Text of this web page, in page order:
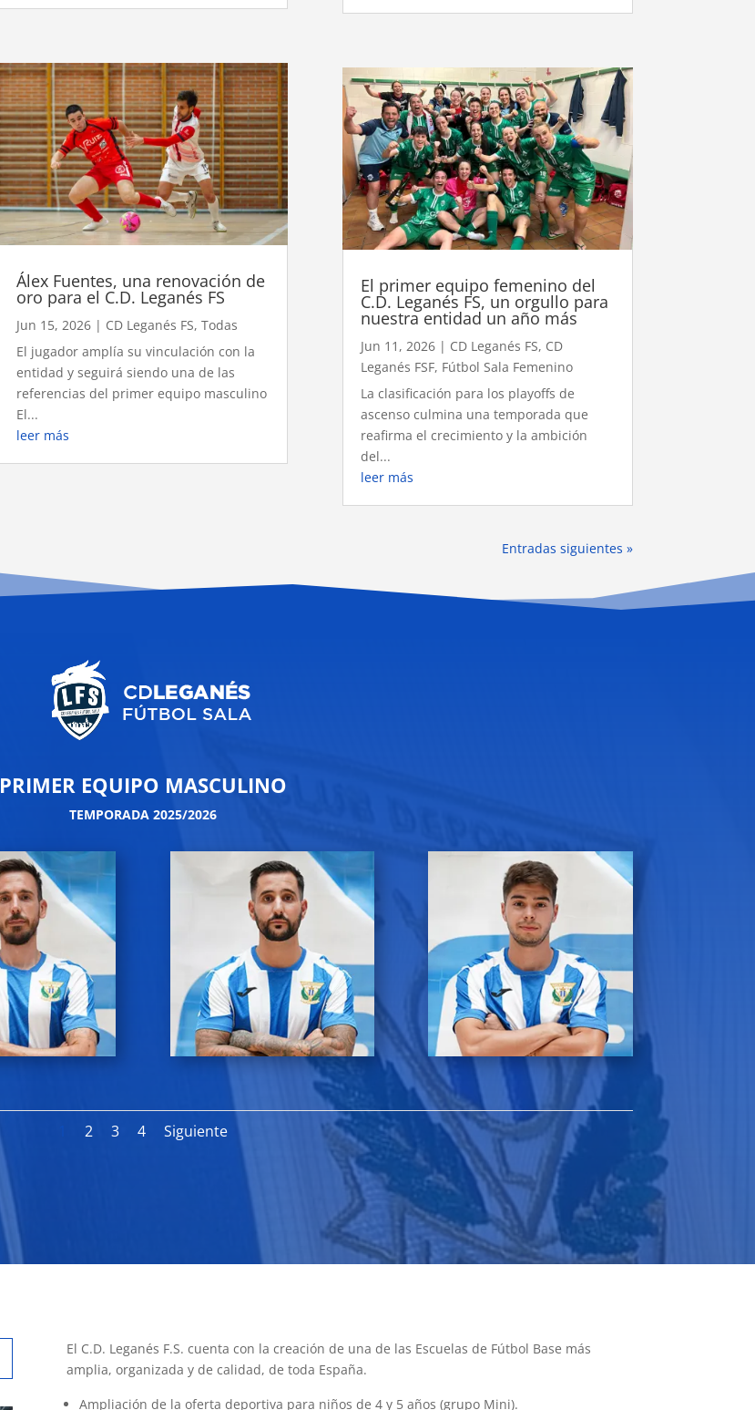
Álex Fuentes, una renovación de
oro para el C.D. Leganés FS
Jun 15, 2026| CD Leganés FS, Todas
El jugador amplía su vinculación con la
entidad y seguirá siendo una de las
referencias del primer equipo masculino
El...
leer más
El primer equipo femenino del
C.D. Leganés FS, un orgullo para
nuestra entidad un año más
Jun 11, 2026| CD Leganés FS, CD
Leganés FSF, Fútbol Sala Femenino
La clasificación para los playoffs de
ascenso culmina una temporada que
reafirma el crecimiento y la ambición
del...
leer más
Entradas siguientes »
PRIMER EQUIPO MASCULINO
TEMPORADA 2025/2026
2 3 4 Siguiente
El C.D. Leganés F.S. cuenta con la creación de una de las Escuelas de Fútbol Base más
amplia, organizada y de calidad, de toda España.
Ampliación de la oferta deportiva para niños de 4 y 5 años (grupo Mini).